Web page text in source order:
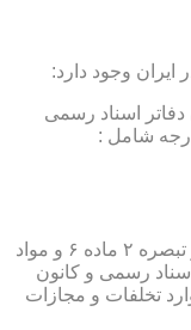
وجود دارد:
و اداری ماده ۳۸ قانون دفاتر اسناد رسمی
و طبق ماده ۲۹ آئین نامه های بند ۴ ماده ۶ و تبصره ۲ ماده ۶ و مواد
قانون دفاتر اسناد رسمی و کانون
و دفتریاران مصوب ۲۷/۱۱/۶۰ موارد تخلفات و مجازات